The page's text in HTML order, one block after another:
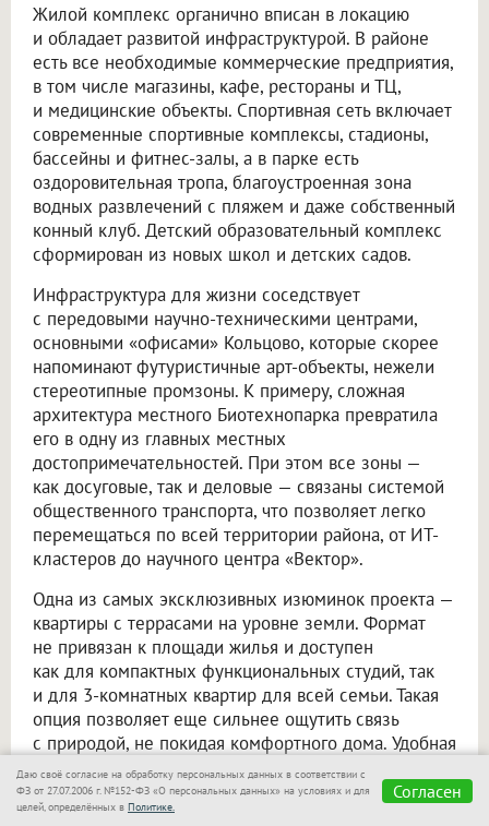
Жилой комплекс органично вписан в локацию
и обладает развитой инфраструктурой. В районе
есть все необходимые коммерческие предприятия,
в том числе магазины, кафе, рестораны и ТЦ,
и медицинские объекты. Спортивная сеть включает
современные спортивные комплексы, стадионы,
бассейны и фитнес-залы, а в парке есть
оздоровительная тропа, благоустроенная зона
водных развлечений с пляжем и даже собственный
конный клуб. Детский образовательный комплекс
сформирован из новых школ и детских садов.
Инфраструктура для жизни соседствует
с передовыми научно-техническими центрами,
основными «офисами» Кольцово, которые скорее
напоминают футуристичные арт-объекты, нежели
стереотипные промзоны. К примеру, сложная
архитектура местного Биотехнопарка превратила
его в одну из главных местных
достопримечательностей. При этом все зоны —
как досуговые, так и деловые — связаны системой
общественного транспорта, что позволяет легко
перемещаться по всей территории района, от ИТ-
кластеров до научного центра «Вектор».
Одна из самых эксклюзивных изюминок проекта —
квартиры с террасами на уровне земли. Формат
не привязан к площади жилья и доступен
как для компактных функциональных студий, так
и для 3-комнатных квартир для всей семьи. Такая
опция позволяет еще сильнее ощутить связь
с природой, не покидая комфортного дома. Удобная
планировка открывает возможности для самых
разных активностей: здесь можно провести
утреннюю тренировку, романтический ужин,
Даю своё согласие на обработку персональных данных в соответствии с
ФЗ от 27.07.2006 г. №152-ФЗ «О персональных данных» на условиях и для
целей, определённых в Политике.
Согласен